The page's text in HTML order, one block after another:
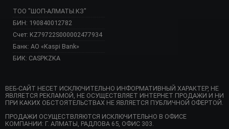
ТОО "ШОП-АЛМАТЫ.КЗ"
БИН: 190840012782
Счет: KZ79722S000002477934
Банк: АО «Kaspi Bank»
БИК: CASPKZKA
ВЕБ-САЙТ НЕСЕТ ИСКЛЮЧИТЕЛЬНО ИНФОРМАТИВНЫЙ ХАРАКТЕР, НЕ
ЯВЛЯЕТСЯ РЕКЛАМОЙ, НЕ ОСУЩЕСТВЛЯЕТ ИНТЕРНЕТ ПРОДАЖИ И НИ
ПРИ КАКИХ ОБСТОЯТЕЛЬСТВАХ НЕ ЯВЛЯЕТСЯ ПУБЛИЧНОЙ ОФЕРТОЙ.
ПРОДАЖИ ОСУЩЕСТВЛЯЮТСЯ ИСКЛЮЧИТЕЛЬНО В ОФИСЕ
КОМПАНИИ: Г. АЛМАТЫ, РАДЛОВА 65, ОФИС 303.